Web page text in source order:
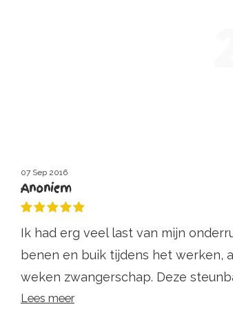
07 Sep 2016
Anoniem
Ik had erg veel last van mijn
benen en buik tijdens het werken,
weken zwangerschap. Deze
echt verlichting als ik langer moet
Lees meer